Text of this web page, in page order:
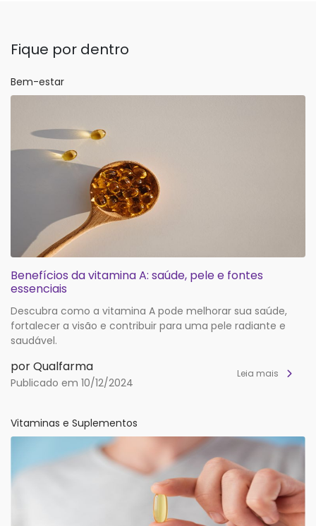
Fique por dentro
Bem-estar
Benefícios da vitamina A: saúde, pele e fontes
essenciais
Descubra como a vitamina A pode melhorar sua saúde,
fortalecer a visão e contribuir para uma pele radiante e
saudável.
por Qualfarma
Publicado em 10/12/2024
Leia mais
Vitaminas e Suplementos